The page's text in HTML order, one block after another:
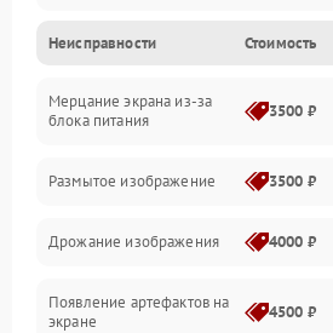
Лампа подсветки
Неисправность управления и
Неисправности Стоимость
Мерцание экрана из-за
блока питания
3500 ₽
Размытое изображение 3500 ₽
Дрожание изображения 4000 ₽
Появление артефактов на
экране
4500 ₽